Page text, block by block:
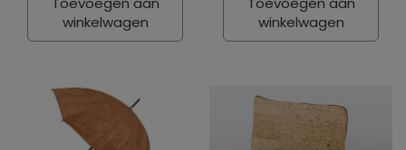
winkelwagen
winkelwagen